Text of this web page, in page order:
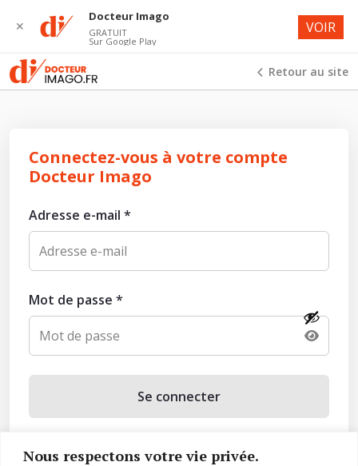
Nous respectons votre vie privée.
Retour au site
Connectez-vous à votre compte
Docteur Imago
Adresse e-mail *
Mot de passe *
Se connecter
✕
Docteur Imago
GRATUIT
Sur Google Play
VOIR